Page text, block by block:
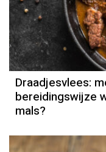
Draadjesvlees:
bereidingswijze
mals?